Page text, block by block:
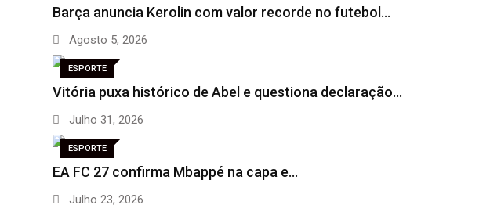
Barça anuncia Kerolin com valor recorde no futebol…
Agosto 5, 2026
ESPORTE
Vitória puxa histórico de Abel e questiona declaração…
Julho 31, 2026
ESPORTE
EA FC 27 confirma Mbappé na capa e…
Julho 23, 2026